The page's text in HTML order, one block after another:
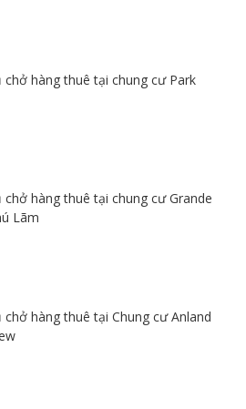
chở hàng thuê tại chung cư Park
chở hàng thuê tại chung cư Grande
Lãm
chở hàng thuê tại Chung cư Anland